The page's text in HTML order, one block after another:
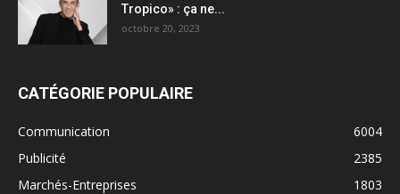
Tropico» : ça ne...
octobre 20, 2023
CATÉGORIE POPULAIRE
Communication
6004
Publicité
2385
Marchés-Entreprises
1803